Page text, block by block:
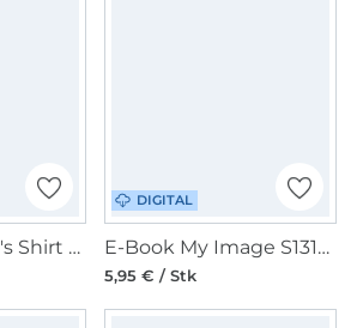
E-Book drei eM's Shirt LOVANI Damen
DIGITAL
E-Book My Image S1313 Top Famke
5,95 € / Stk